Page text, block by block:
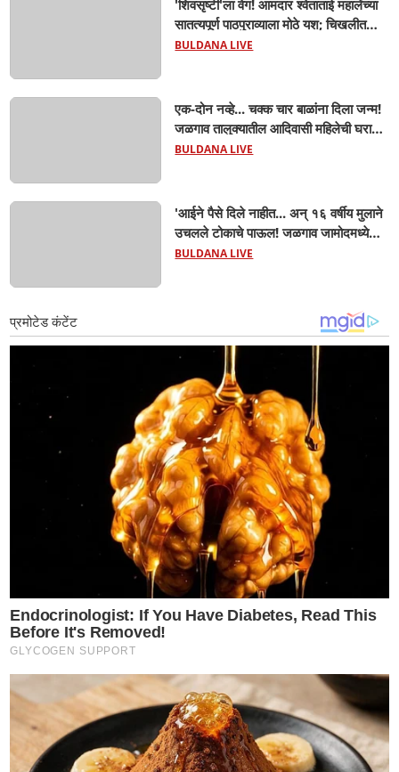
'शिवसृष्टी'ला वेग! आमदार श्वेताताई महालेंच्या
सातत्यपूर्ण पाठपुराव्याला मोठे यश; चिखलीत
साकारणार ६५ कोटींचा भव्य 'छत्रपती शिवाजी
BULDANA LIVE
एक-दोन नव्हे... चक्क चार बाळांना दिला जन्म!
जळगाव तालुक्यातील आदिवासी महिलेची घरातच
प्रसूती; आता झाली ७ लेकरांची माय ! वैद्यकीय
BULDANA LIVE
'आईने पैसे दिले नाहीत... अन् १६ वर्षीय मुलाने
उचलले टोकाचे पाऊल! जळगाव जामोदमध्ये
खळबळ'! मुलांमधली सहनशीलता संपली काय?
BULDANA LIVE